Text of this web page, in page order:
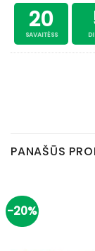
20
SAVAITĖSS
PANAŠŪS
-20%